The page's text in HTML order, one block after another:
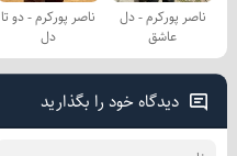
ناصر پورکرم - دل
عاشق
ناصر پورکرم - دو تا
دل
دیدگاه خود را بگذارید